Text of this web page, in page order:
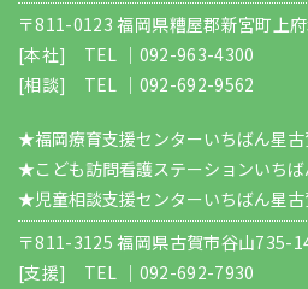
〒811-0123 福岡県糟屋郡新宮町上
[本社] TEL ｜ 092-963-4300
[相談] TEL ｜ 092-692-9562
★福岡療育支援センターいちばん星
★こども訪問看護ステーションいち
★児童相談支援センターいちばん星
〒811-3125 福岡県古賀市谷山735-
[支援] TEL ｜ 092-692-7930